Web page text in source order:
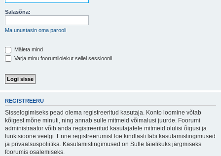
Salasõna:
Ma unustasin oma parooli
Mäleta mind
Varja minu foorumilolekut sellel sessioonil
REGISTREERU
Sisselogimiseks pead olema registreeritud kasutaja. Konto loomine võtab
kõigest mõne minuti, ning annab sulle mitmeid võimalusi juurde. Foorumi
administraator võib anda registreeritud kasutajatele mitmeid olulisi õigusi ja
funktsioone veelgi. Enne registreerumist loe kindlasti läbi kasutamistingimused
ja privaatsuspoliitika. Kasutamistingimused on Sulle täielikuks järgmiseks
foorumis osalemiseks.